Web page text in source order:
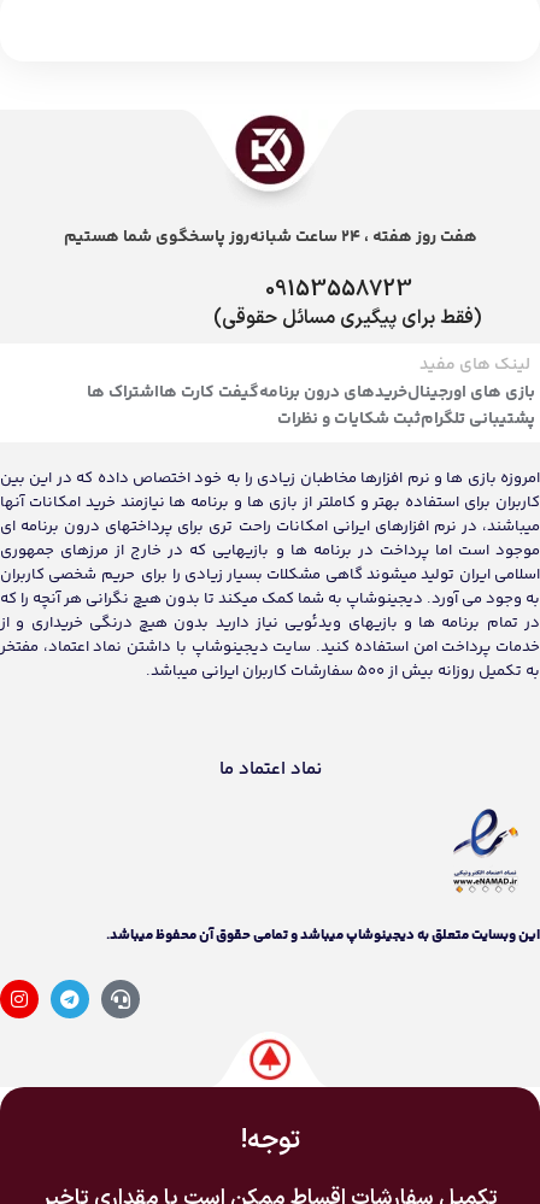
هفت روز هفته ، 24 ساعت شبانه‌روز پاسخگوی شما هستیم
09153558723
(فقط برای پیگیری مسائل حقوقی)
لینک های مفید
بازی های اورجینالخریدهای درون برنامهگیفت کارت هااشتراک ها
پشتیبانی تلگرامثبت شکایات و نظرات
امروزه بازی ها و نرم افزارها مخاطبان زیادی را به خود اختصاص داده که در این بین
کاربران برای استفاده بهتر و کاملتر از بازی ها و برنامه ها نیازمند خرید امکانات آنها
میباشند، در نرم افزارهای ایرانی امکانات راحت تری برای پرداختهای درون برنامه ای
موجود است اما پرداخت در برنامه ها و بازیهایی که در خارج از مرزهای جمهوری
اسلامی ایران تولید میشوند گاهی مشکلات بسیار زیادی را برای حریم شخصی کاربران
به وجود می آورد. دیجینوشاپ به شما کمک میکند تا بدون هیچ نگرانی هر آنچه را که
در تمام برنامه ها و بازیهای ویدئویی نیاز دارید بدون هیچ درنگی خریداری و از
خدمات پرداخت امن استفاده کنید. سایت دیجینوشاپ با داشتن نماد اعتماد، مفتخر
به تکمیل روزانه بیش از 500 سفارشات کاربران ایرانی میباشد.
نماد اعتماد ما
اين وبسايت متعلق به دیجینوشاپ ميباشد و تمامی حقوق آن محفوظ ميباشد.
توجه!